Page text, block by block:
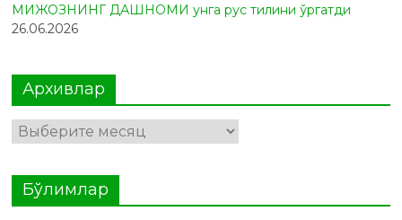
МИЖОЗНИНГ ДАШНОМИ унга рус тилини ўргатди
26.06.2026
Архивлар
Архивлар
Бўлимлар